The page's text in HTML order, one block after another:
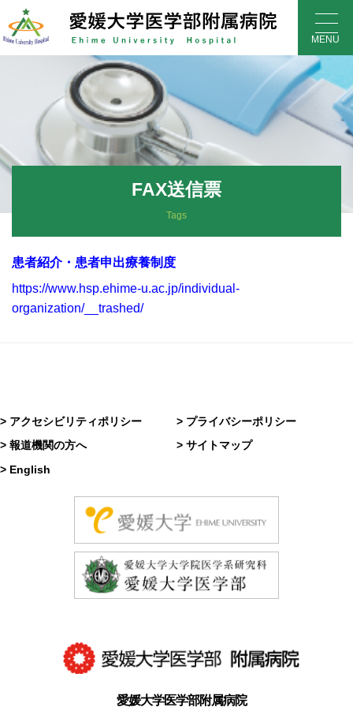
Skip
to
content
MENU
FAX送信票
Tags
患者紹介・患者申出療養制度
https://www.hsp.ehime-u.ac.jp/individual-
organization/__trashed/
愛媛大学医学部附属病院
> アクセシビリティポリシー
> プライバシーポリシー
> 報道機関の方へ
> サイトマップ
> English